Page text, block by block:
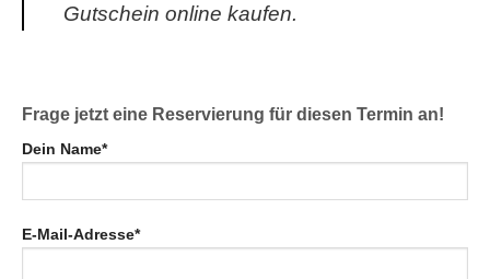
Gutschein online kaufen.
Frage jetzt eine Reservierung für diesen Termin an!
Dein Name*
E-Mail-Adresse*